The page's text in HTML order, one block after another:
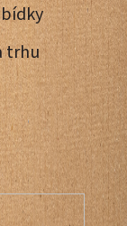
trhu